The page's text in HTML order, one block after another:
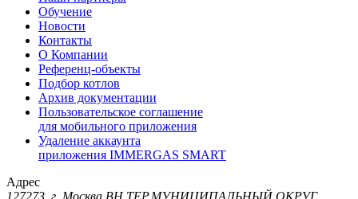
Обучение
Новости
Контакты
О Компании
Референц-объекты
Подбор котлов
Архив документации
Пользовательское соглашение
для мобильного приложения
Удаление аккаунта
приложения IMMERGAS SMART
Адрес
127273, г. Москва ВН.ТЕР.МУНИЦИПАЛЬНЫЙ ОКРУГ